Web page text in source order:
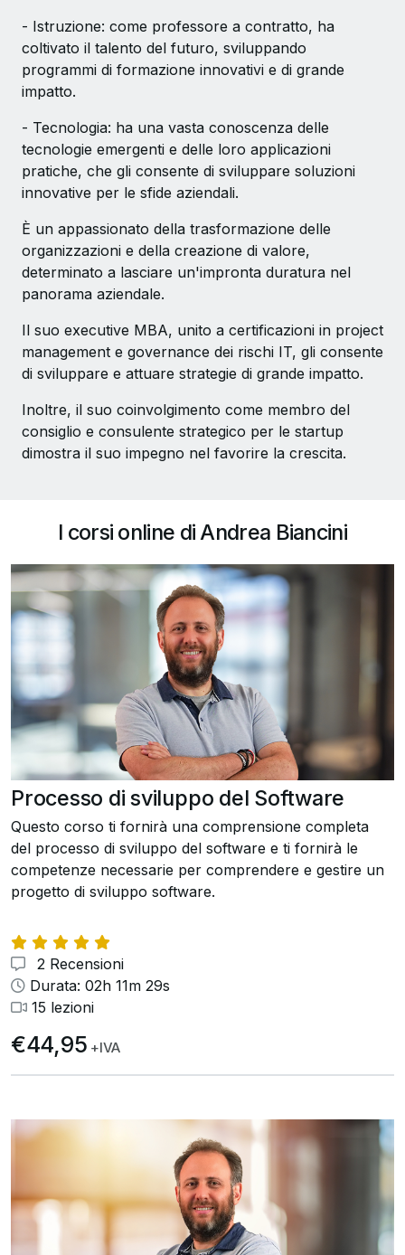
- Istruzione: come professore a contratto, ha
coltivato il talento del futuro, sviluppando
programmi di formazione innovativi e di grande
impatto.
- Tecnologia: ha una vasta conoscenza delle
tecnologie emergenti e delle loro applicazioni
pratiche, che gli consente di sviluppare soluzioni
innovative per le sfide aziendali.
È un appassionato della trasformazione delle
organizzazioni e della creazione di valore,
determinato a lasciare un'impronta duratura nel
panorama aziendale.
Il suo executive MBA, unito a certificazioni in project
management e governance dei rischi IT, gli consente
di sviluppare e attuare strategie di grande impatto.
Inoltre, il suo coinvolgimento come membro del
consiglio e consulente strategico per le startup
dimostra il suo impegno nel favorire la crescita.
I corsi online di Andrea Biancini
Processo di sviluppo del Software
Questo corso ti fornirà una comprensione completa
del processo di sviluppo del software e ti fornirà le
competenze necessarie per comprendere e gestire un
progetto di sviluppo software.
2 Recensioni
Durata: 02h 11m 29s
15 lezioni
€44,95 +IVA